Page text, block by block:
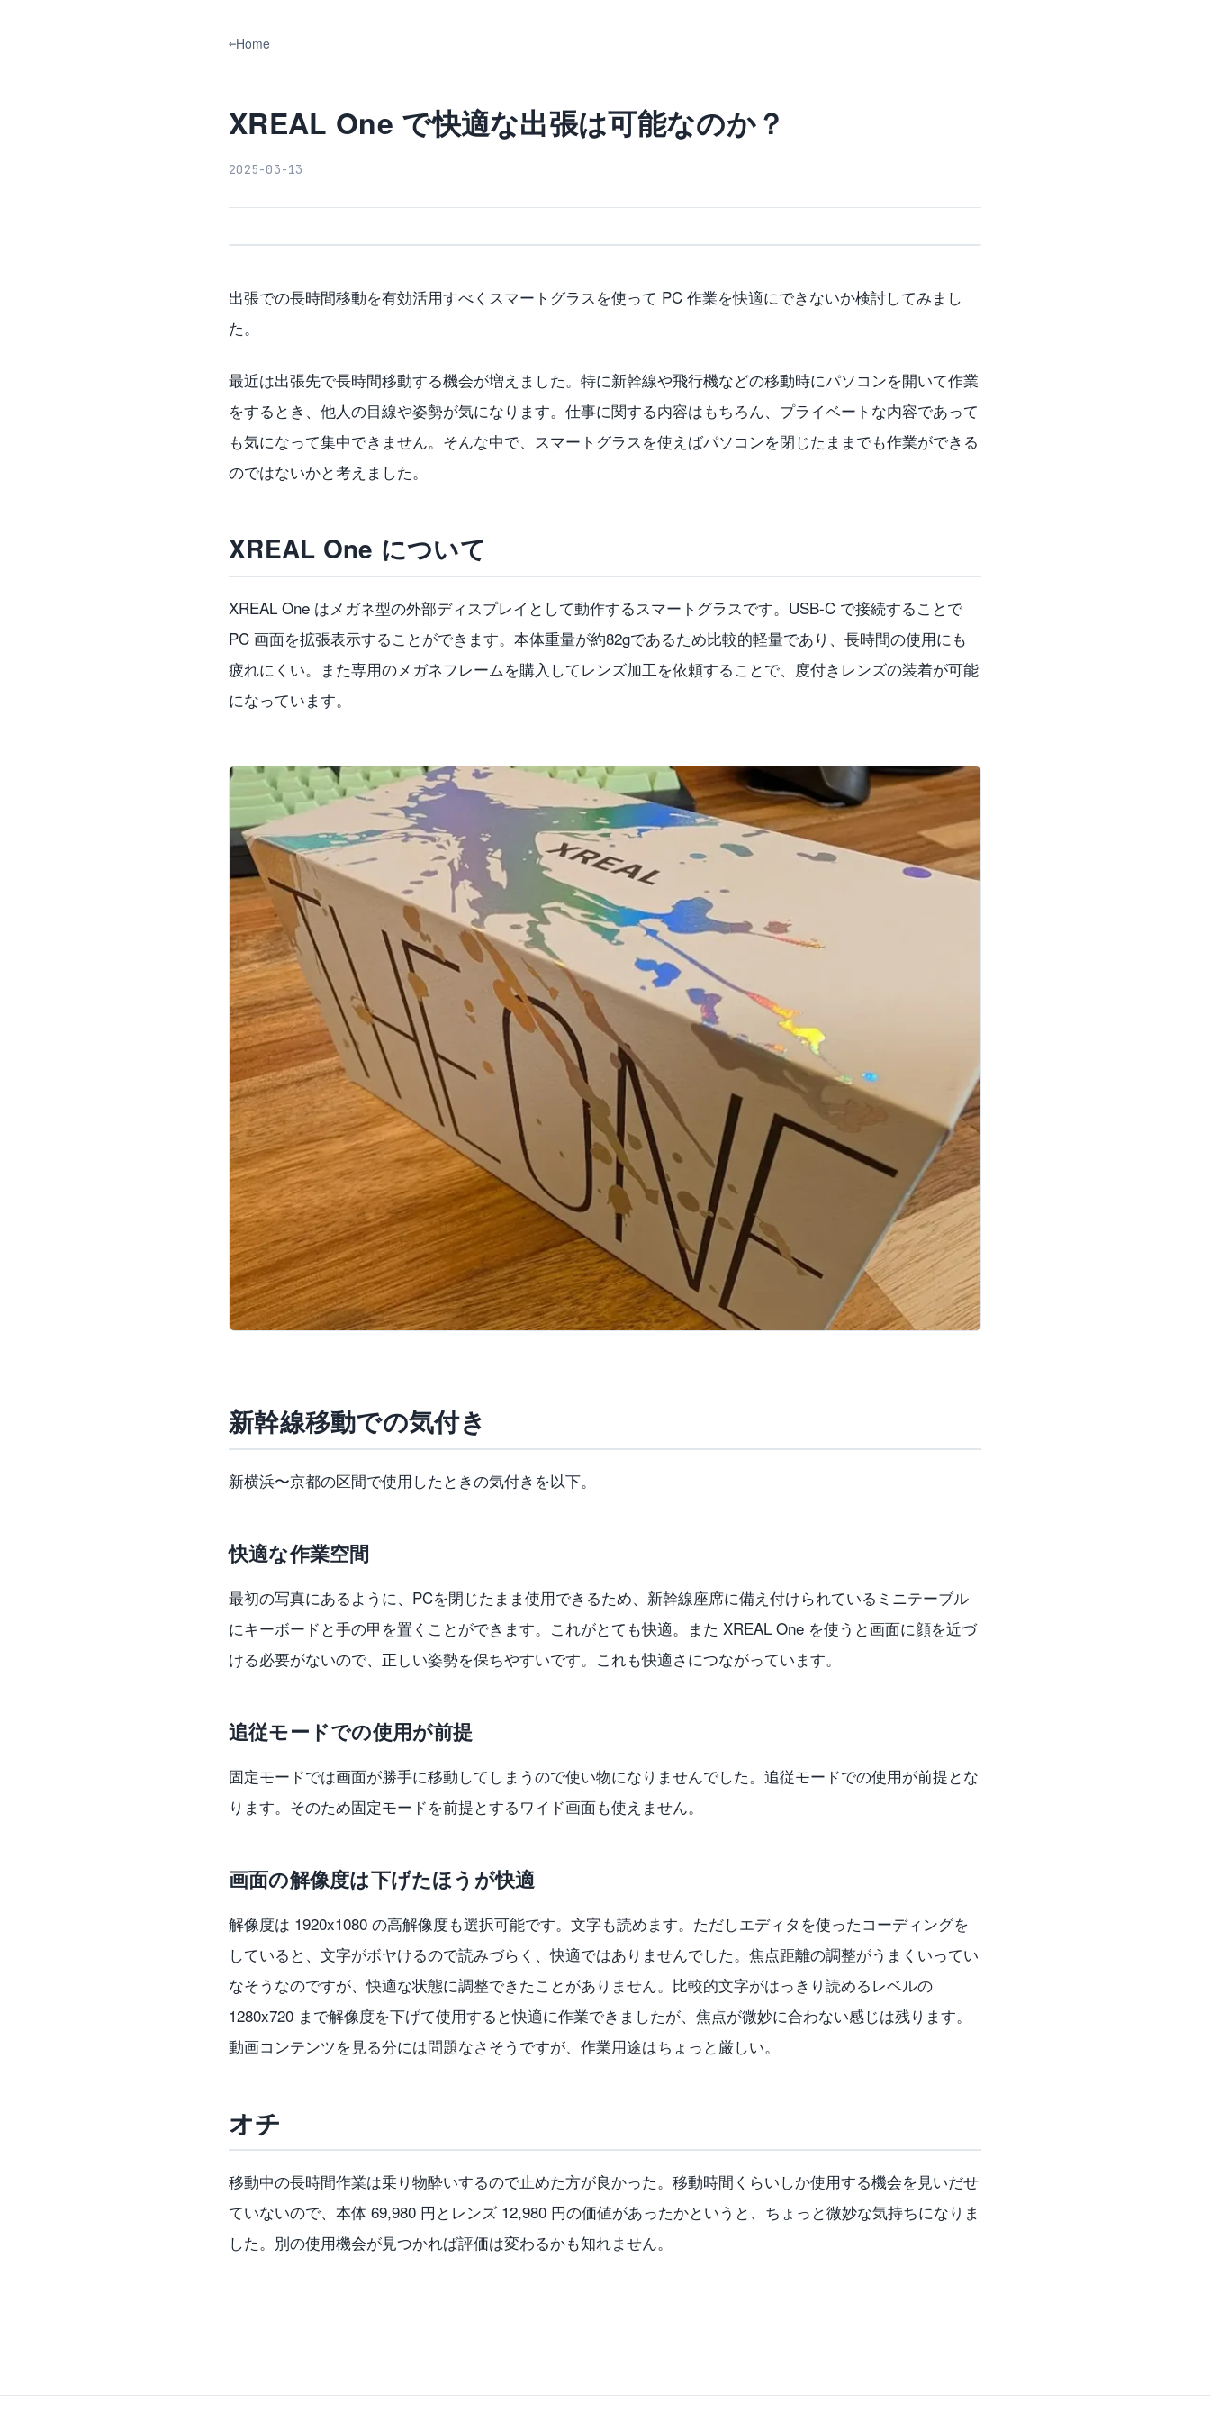
Home
XREAL One で快適な出張は可能なのか？
2025-03-13
出張での長時間移動を有効活用すべくスマートグラスを使って PC 作業を快適にできないか検討してみまし
た。
最近は出張先で長時間移動する機会が増えました。特に新幹線や飛行機などの移動時にパソコンを開いて作業
をするとき、他人の目線や姿勢が気になります。仕事に関する内容はもちろん、プライベートな内容であって
も気になって集中できません。そんな中で、スマートグラスを使えばパソコンを閉じたままでも作業ができる
のではないかと考えました。
XREAL One について
XREAL One はメガネ型の外部ディスプレイとして動作するスマートグラスです。USB-C で接続することで
PC 画面を拡張表示することができます。本体重量が約82gであるため比較的軽量であり、長時間の使用にも
疲れにくい。また専用のメガネフレームを購入してレンズ加工を依頼することで、度付きレンズの装着が可能
になっています。
新幹線移動での気付き
新横浜〜京都の区間で使用したときの気付きを以下。
快適な作業空間
最初の写真にあるように、PCを閉じたまま使用できるため、新幹線座席に備え付けられているミニテーブル
にキーボードと手の甲を置くことができます。これがとても快適。また XREAL One を使うと画面に顔を近づ
ける必要がないので、正しい姿勢を保ちやすいです。これも快適さにつながっています。
追従モードでの使用が前提
固定モードでは画面が勝手に移動してしまうので使い物になりませんでした。追従モードでの使用が前提とな
ります。そのため固定モードを前提とするワイド画面も使えません。
画面の解像度は下げたほうが快適
解像度は 1920x1080 の高解像度も選択可能です。文字も読めます。ただしエディタを使ったコーディングを
していると、文字がボヤけるので読みづらく、快適ではありませんでした。焦点距離の調整がうまくいってい
なそうなのですが、快適な状態に調整できたことがありません。比較的文字がはっきり読めるレベルの
1280x720 まで解像度を下げて使用すると快適に作業できましたが、焦点が微妙に合わない感じは残ります。
動画コンテンツを見る分には問題なさそうですが、作業用途はちょっと厳しい。
オチ
移動中の長時間作業は乗り物酔いするので止めた方が良かった。移動時間くらいしか使用する機会を見いだせ
ていないので、本体 69,980 円とレンズ 12,980 円の価値があったかというと、ちょっと微妙な気持ちになりま
した。別の使用機会が見つかれば評価は変わるかも知れません。